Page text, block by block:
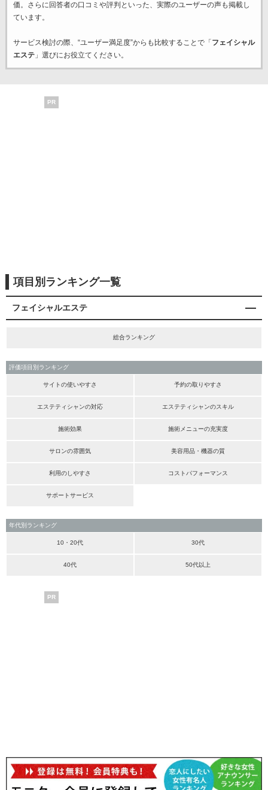
価。さらに回答者の口コミや評判といった、実際のユーザーの声も掲載し
ています。
サービス検討の際、“ユーザー満足度”からも比較することで「 フェイシャル
エステ」選びにお役立てください。
PR
項目別ランキング一覧
フェイシャルエステ
総合ランキング
評価項目別ランキング
サイトの使いやすさ 予約の取りやすさ
エステティシャンの対応 エステティシャンのスキル
施術効果 施術メニューの充実度
サロンの雰囲気 美容用品・機器の質
利用のしやすさ コストパフォーマンス
サポートサービス
年代別ランキング
10・20代 30代
40代 50代以上
PR